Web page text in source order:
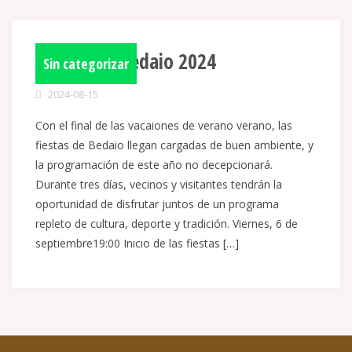
Sin categorizar
Fiestas de Bedaio 2024
2024-08-15
Con el final de las vacaiones de verano verano, las
fiestas de Bedaio llegan cargadas de buen ambiente, y
la programación de este año no decepcionará.
Durante tres días, vecinos y visitantes tendrán la
oportunidad de disfrutar juntos de un programa
repleto de cultura, deporte y tradición. Viernes, 6 de
septiembre19:00 Inicio de las fiestas […]